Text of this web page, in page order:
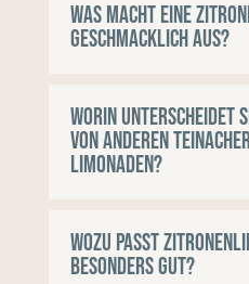
Was macht eine
geschmacklich aus?
Worin unterscheidet
von anderen
Limonaden?
Wozu passt
besonders gut?